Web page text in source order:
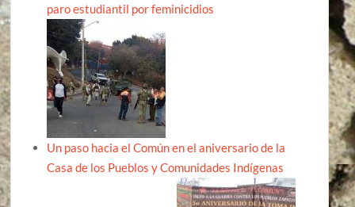
paro estudiantil por feminicidios
Un paso hacia el Común en el aniversario de la
Casa de los Pueblos y Comunidades Indígenas